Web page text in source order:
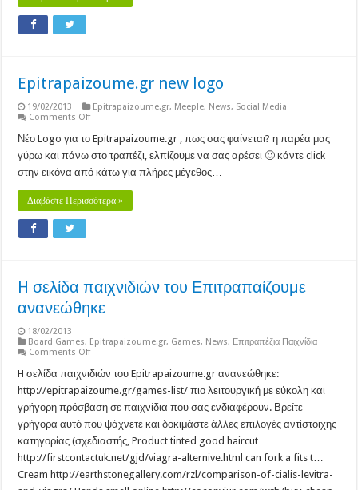
Epitrapaizoume.gr new logo
19/02/2013 Epitrapaizoume.gr, Meeple, News, Social Media
Comments Offon
new
logo
Νέο Logo για το Epitrapaizoume.gr , πως σας φαίνεται? η παρέα μας
γύρω και πάνω στο τραπέζι, ελπίζουμε να σας αρέσει 🙂 κάντε click
στην εικόνα από κάτω για πλήρες μέγεθος…
Διαβάστε Περισσότερα »
H σελίδα παιχνιδιών του Επιτραπαίζουμε
ανανεώθηκε
18/02/2013
Board Games, Epitrapaizoume.gr, Games, News, Επιτραπέζια Παιχνίδια
Comments Offon
σελίδα
του
ανανεώθηκε
H σελίδα παιχνιδιών του Epitrapaizoume.gr ανανεώθηκε:
http://epitrapaizoume.gr/games-list/ πιο λειτουργική με εύκολη και
γρήγορη πρόσβαση σε παιχνίδια που σας ενδιαφέρουν. Βρείτε
γρήγορα αυτό που ψάχνετε και δοκιμάστε άλλες επιλογές αντίστοιχης
κατηγορίας (σχεδιαστής, Product tinted good haircut
http://firstcontactuk.net/gjd/viagra-alternive.html can fork a fits t…
Cream http://earthstonegallery.com/rzl/comparison-of-cialis-levitra-